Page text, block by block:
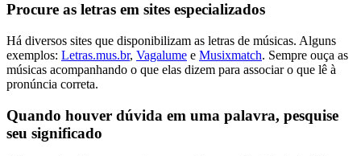
Procure as letras em sites especializados
Há diversos sites que disponibilizam as letras de músicas. Alguns
exemplos: Letras.mus.br, Vagalume e Musixmatch. Sempre ouça as
músicas acompanhando o que elas dizem para associar o que lê à
pronúncia correta.
Quando houver dúvida em uma palavra, pesquise
seu significado